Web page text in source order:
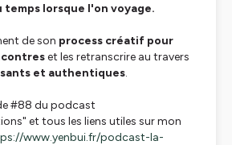
lorsque l'on voyage.
de son process créatif pour
et les retranscrire au travers
et authentiques.
#88 du podcast
et tous les liens utiles sur mon
www.yenbui.fr/podcast-la-